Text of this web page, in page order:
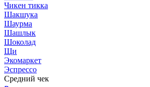
Чикен тикка
Шакшука
Шаурма
Шашлык
Шоколад
Щи
Экомаркет
Эспрессо
Средний чек